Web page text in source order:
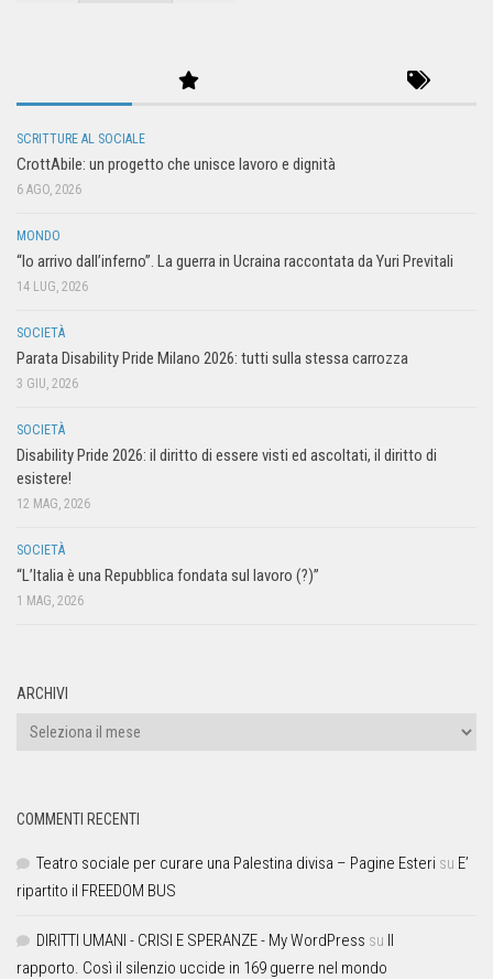
SCRITTURE AL SOCIALE
CrottAbile: un progetto che unisce lavoro e dignità
6 AGO, 2026
MONDO
“Io arrivo dall’inferno”. La guerra in Ucraina raccontata da Yuri Previtali
14 LUG, 2026
SOCIETÀ
Parata Disability Pride Milano 2026: tutti sulla stessa carrozza
3 GIU, 2026
SOCIETÀ
Disability Pride 2026: il diritto di essere visti ed ascoltati, il diritto di
esistere!
12 MAG, 2026
SOCIETÀ
“L’Italia è una Repubblica fondata sul lavoro (?)”
1 MAG, 2026
ARCHIVI
COMMENTI RECENTI
Teatro sociale per curare una Palestina divisa – Pagine Esteri su E’
ripartito il FREEDOM BUS
DIRITTI UMANI - CRISI E SPERANZE - My WordPress su Il
rapporto. Così il silenzio uccide in 169 guerre nel mondo